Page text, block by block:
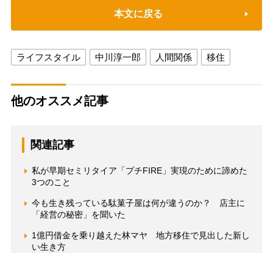
本文に戻る
ライフスタイル 中川淳一郎 人間関係 移住
他のオススメ記事
関連記事
私が早期セミリタイア「プチFIRE」実現のために諦めた
3つのこと
今も生き残っている駄菓子屋は何が違うのか？ 店主に
「経営の秘密」を聞いた
1億円借金を乗り越えた林マヤ 地方移住で見出した新し
い生き方